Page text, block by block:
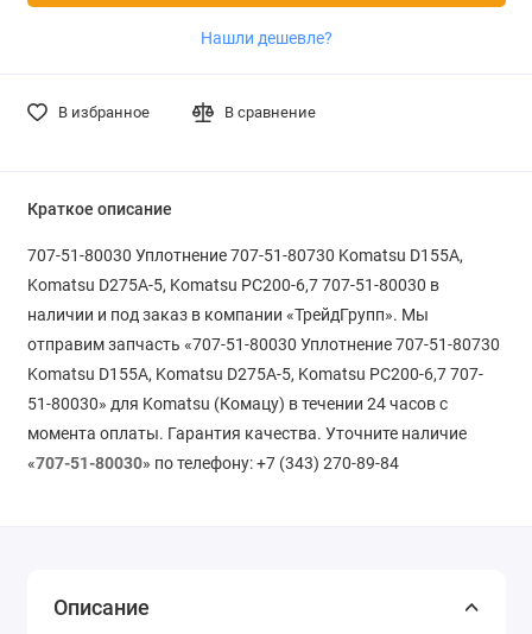
Нашли дешевле?
В избранное В сравнение
Краткое описание
707-51-80030 Уплотнение 707-51-80730 Komatsu D155A,
Komatsu D275A-5, Komatsu PC200-6,7 707-51-80030 в
наличии и под заказ в компании «ТрейдГрупп». Мы
отправим запчасть «707-51-80030 Уплотнение 707-51-80730
Komatsu D155A, Komatsu D275A-5, Komatsu PC200-6,7 707-
51-80030» для Komatsu (Комацу) в течении 24 часов с
момента оплаты. Гарантия качества. Уточните наличие
«707-51-80030» по телефону: +7 (343) 270-89-84
Описание